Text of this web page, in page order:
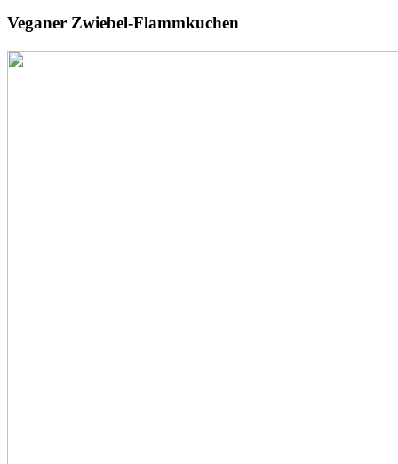
Veganer Zwiebel-Flammkuchen